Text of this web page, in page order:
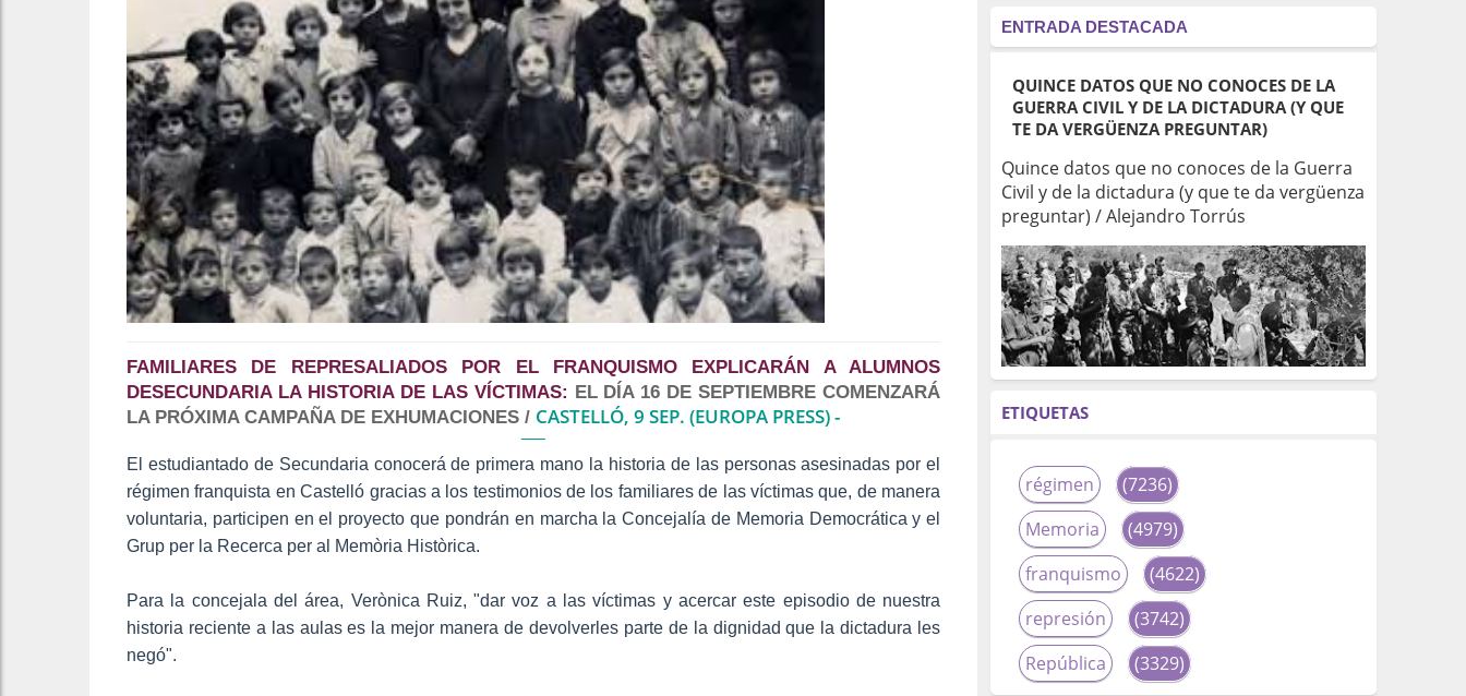
FAMILIARES DE REPRESALIADOS POR EL FRANQUISMO EXPLICARÁN A ALUMNOS
DESECUNDARIA LA HISTORIA DE LAS VÍCTIMAS: EL DÍA 16 DE SEPTIEMBRE COMENZARÁ
LA PRÓXIMA CAMPAÑA DE EXHUMACIONES / CASTELLÓ, 9 SEP. (EUROPA PRESS) -
El estudiantado de Secundaria conocerá de primera mano la historia de las personas asesinadas por el
régimen franquista en Castelló gracias a los testimonios de los familiares de las víctimas que, de manera
voluntaria, participen en el proyecto que pondrán en marcha la Concejalía de Memoria Democrática y el
Grup per la Recerca per al Memòria Històrica.
Para la concejala del área, Verònica Ruiz, "dar voz a las víctimas y acercar este episodio de nuestra
historia reciente a las aulas es la mejor manera de devolverles parte de la dignidad que la dictadura les
negó".
ENTRADA DESTACADA
QUINCE DATOS QUE NO CONOCES DE LA
GUERRA CIVIL Y DE LA DICTADURA (Y QUE
TE DA VERGÜENZA PREGUNTAR)
Quince datos que no conoces de la Guerra
Civil y de la dictadura (y que te da vergüenza
preguntar) / Alejandro Torrús
ETIQUETAS
régimen
(7236)
Memoria
(4979)
franquismo
(4622)
represión
(3742)
República
(3329)